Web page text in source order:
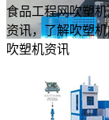
食品工程网吹塑
资讯，了解吹塑
吹塑机资讯